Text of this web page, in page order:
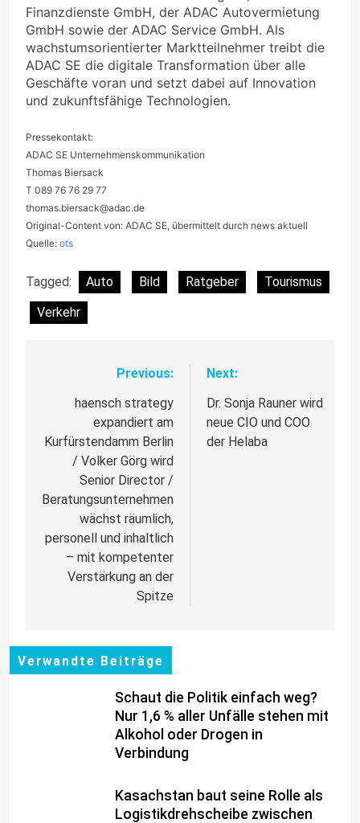
Finanzdienste GmbH, der ADAC Autovermietung
GmbH sowie der ADAC Service GmbH. Als
wachstumsorientierter Marktteilnehmer treibt die
ADAC SE die digitale Transformation über alle
Geschäfte voran und setzt dabei auf Innovation
und zukunftsfähige Technologien.
Pressekontakt:
ADAC SE Unternehmenskommunikation
Thomas Biersack
T 089 76 76 29 77
thomas.biersack@adac.de
Original-Content von: ADAC SE, übermittelt durch news aktuell
Quelle: ots
Tagged: Auto Bild Ratgeber
Tourismus
Verkehr
Beitragsnavigation
Previous:
haensch strategy
expandiert am
Kurfürstendamm Berlin
/ Volker Görg wird
Senior Director /
Beratungsunternehmen
wächst räumlich,
personell und inhaltlich
– mit kompetenter
Verstärkung an der
Spitze
Next:
Dr. Sonja Rauner wird
neue CIO und COO
der Helaba
Verwandte Beiträge
Schaut die Politik einfach weg?
Nur 1,6 % aller Unfälle stehen mit
Alkohol oder Drogen in
Verbindung
Kasachstan baut seine Rolle als
Logistikdrehscheibe zwischen